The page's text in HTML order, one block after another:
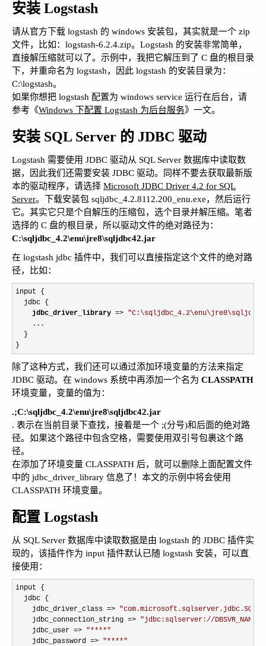
安装 Logstash
请从官方下载 logstash 的 windows 安装包，其实就是一个 zip
文件，比如：logstash-6.2.4.zip。Logstash 的安装非常简单，
直接解压缩就可以了。示例中，我把它解压到了 C 盘的根目录
下，并重命名为 logstash，因此 logstash 的安装目录为：
C:\logstash。
如果你想把 logstash 配置为 windows service 运行在后台，请
参考《Windows 下配置 Logstash 为后台服务》一文。
安装 SQL Server 的 JDBC 驱动
Logstash 需要使用 JDBC 驱动从 SQL Server 数据库中读取数
据，因此我们还需要安装 JDBC 驱动。同样不要去获取最新版
本的驱动程序，请选择 Microsoft JDBC Driver 4.2 for SQL
Server。下载安装包 sqljdbc_4.2.8112.200_enu.exe，然后运行
它。其实它只是个自解压的压缩包，选个目录并解压缩。笔者
选择的 C 盘的根目录，所以驱动文件的绝对路径为：
C:\sqljdbc_4.2\enu\jre8\sqljdbc42.jar
在 logstash jdbc 插件中，我们可以直接指定这个文件的绝对路
径，比如：
input {
  jdbc {
jdbc_driver_library => "
    ...
  }
}
除了这种方式，我们还可以通过添加环境变量的方法来指定
JDBC 驱动。在 windows 系统中再添加一个名为 CLASSPATH
环境变量，变量的值为：
.;C:\sqljdbc_4.2\enu\jre8\sqljdbc42.jar
. 表示在当前目录下查找，接着是一个 ;(分号)和后面的绝对路
径。如果这个路径中包含空格，需要使用双引号包裹这个路
径。
在添加了环境变量 CLASSPATH 后，就可以删除上面配置文件
中的 jdbc_driver_library 信息了！本文的示例中将会使用
CLASSPATH 环境变量。
配置 Logstash
从 SQL Server 数据库中读取数据是由 logstash 的 JDBC 插件实
现的，该插件作为 input 插件默认已随 logstash 安装，可以直
接使用：
input {
  jdbc {
    jdbc_driver_class
=> "
    jdbc_connection_string
=> "jdbc:sqlserver://
    jdbc_user
=> "****"
    jdbc_password
=> "****"